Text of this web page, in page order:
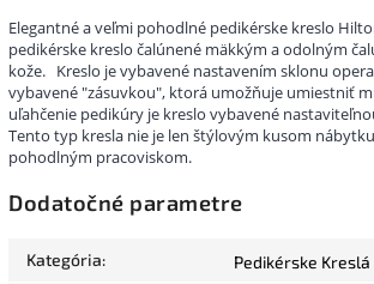
Elegantné a veľmi pohodlné pedikérske kreslo
pedikérske kreslo čalúnené mäkkým a odolným
kože. Kreslo je vybavené nastavením sklonu
vybavené "zásuvkou", ktorá umožňuje umiestniť
uľahčenie pedikúry je kreslo vybavené
Tento typ kresla nie je len štýlovým kusom
pohodlným pracoviskom.
Dodatočné parametre
Kategória: Pedikérske Kreslá